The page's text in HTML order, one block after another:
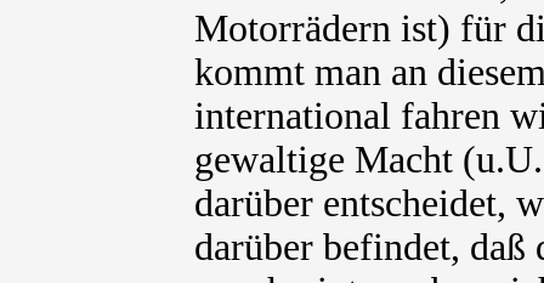
Motorrädern ist) für
kommt man an
international fahren
gewaltige Macht
darüber entscheidet,
darüber befindet,